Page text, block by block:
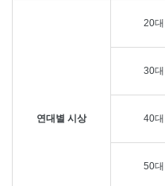
연대별 시상
20대
30대
40대
50대